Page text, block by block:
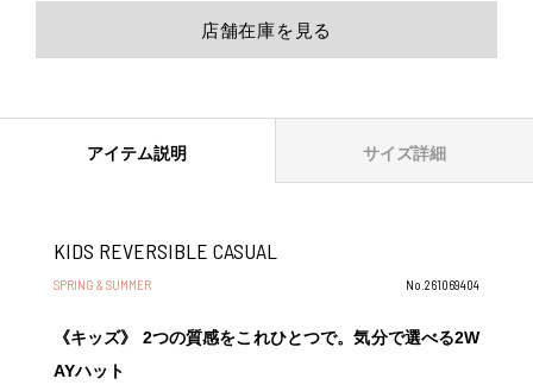
店舗在庫を見る
アイテム説明 サイズ詳細
KIDS REVERSIBLE CASUAL
SPRING & SUMMER No.261069404
《キッズ》 2つの質感をこれひとつで。気分で選べる2W
AYハット